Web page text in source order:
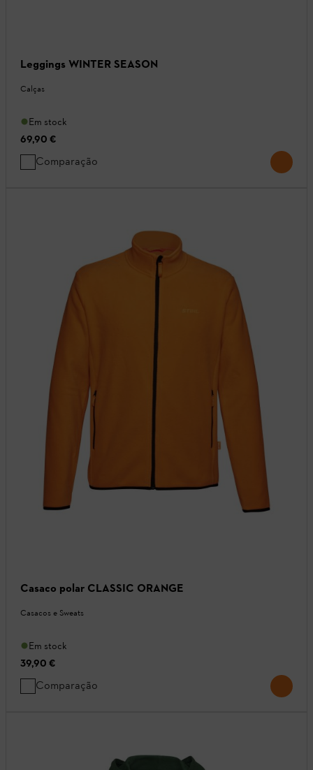
Leggings WINTER SEASON
Calças
Em stock
69,90 €
Comparação
Casaco polar CLASSIC ORANGE
Casacos e Sweats
Em stock
39,90 €
Comparação